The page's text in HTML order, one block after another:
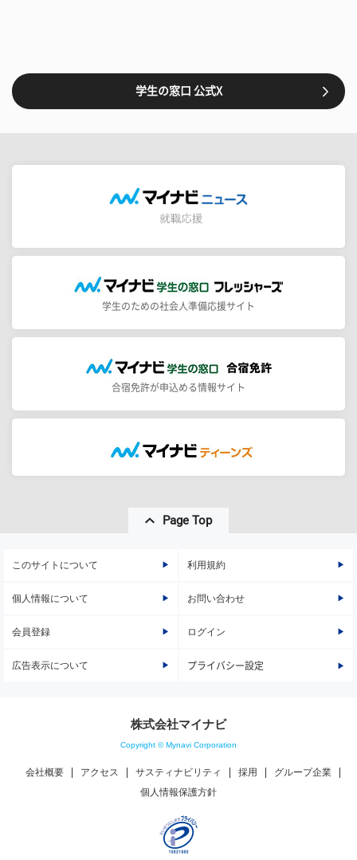
学生の窓口 公式X
学生のための社会人準備応援サイト
合宿免許が申込める情報サイト
Page Top
このサイトについて 利用規約
個人情報について お問い合わせ
会員登録 ログイン
広告表示について プライバシー設定
株式会社マイナビ
Copyright © Mynavi Corporation
会社概要 アクセス サスティナビリティ 採用
グループ企業
個人情報保護方針